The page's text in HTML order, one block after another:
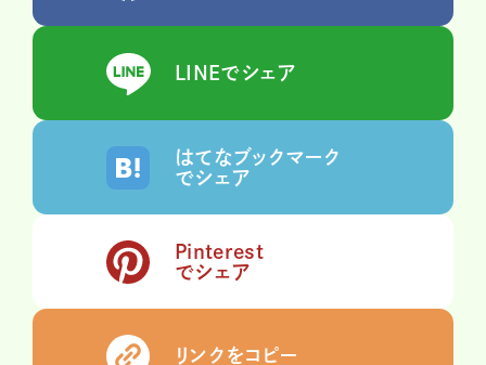
LINEでシェア
はてなブックマーク
でシェア
Pinterest
でシェア
リンクをコピー